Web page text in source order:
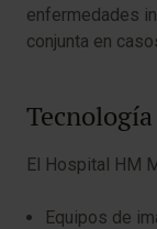
enfermedades
conjunta en
El Hospital HM
Equipos de